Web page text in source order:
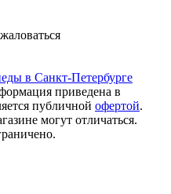
в Санкт-Петербурге
приведена в
публичной офертой.
могут отличаться.